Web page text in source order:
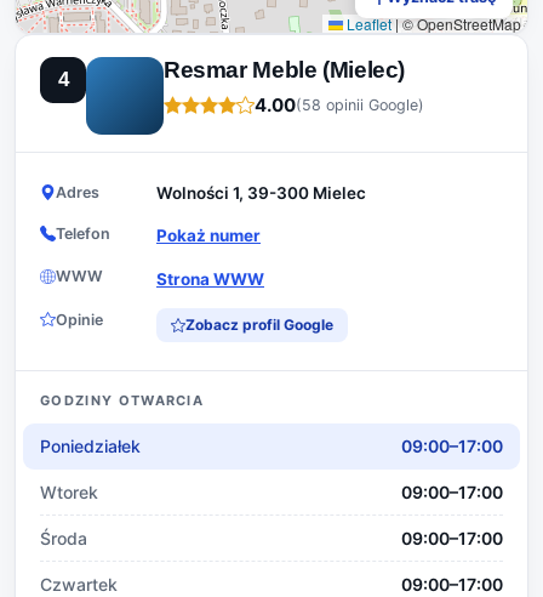
Leaflet|© OpenStreetMap
4 Resmar Meble (Mielec)
4.00(58 opinii Google)
Adres Wolności 1, 39-300 Mielec
Telefon Pokaż numer
WWW Strona WWW
Opinie Zobacz profil Google
GODZINY OTWARCIA
Poniedziałek 09:00–17:00
Wtorek 09:00–17:00
Środa 09:00–17:00
Czwartek 09:00–17:00